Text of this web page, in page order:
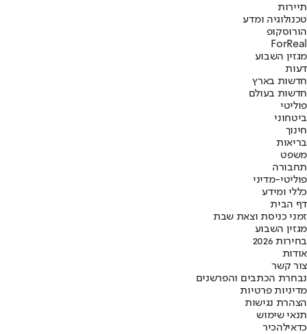
תיירות
טכנולוגיה ומדע
הורוסקופ
ForReal
מגזין השבוע
דעות
חדשות בארץ
חדשות בעולם
פוליטי
ביטחוני
חינוך
בריאות
משפט
תחבורה
פוליטי-מדיני
כללי ומידע
דף הבית
זמני כניסת וצאת שבת
מגזין השבוע
בחירות 2026
אודות
צור קשר
נבחרת הכתבים והפרשנים
מדיניות פרטיות
הצהרת נגישות
תנאי שימוש
כדאילהכיר